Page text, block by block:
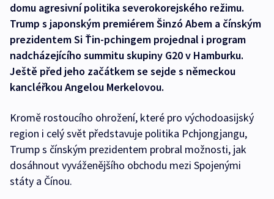
domu agresivní politika severokorejského režimu.
Trump s japonským premiérem Šinzó Abem a čínským
prezidentem Si Ťin-pchingem projednal i program
nadcházejícího summitu skupiny G20 v Hamburku.
Ještě před jeho začátkem se sejde s německou
kancléřkou Angelou Merkelovou.
Kromě rostoucího ohrožení, které pro východoasijský
region i celý svět představuje politika Pchjongjangu,
Trump s čínským prezidentem probral možnosti, jak
dosáhnout vyváženějšího obchodu mezi Spojenými
státy a Čínou.